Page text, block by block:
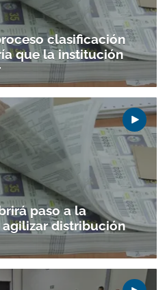
a nuestro boletín.
clasificación
que la institución
paso a la
distribución